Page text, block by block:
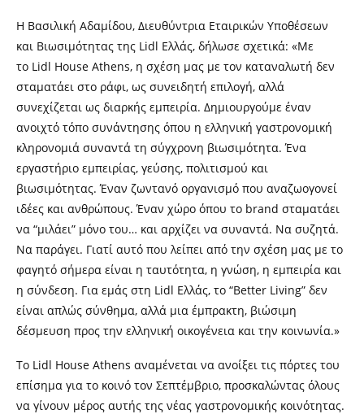
Η Βασιλική Αδαμίδου, Διευθύντρια Εταιρικών Υποθέσεων
και Βιωσιμότητας της Lidl Ελλάς, δήλωσε σχετικά: «Με
το Lidl House Athens, η σχέση μας με τον καταναλωτή δεν
σταματάει στο ράφι, ως συνειδητή επιλογή, αλλά
συνεχίζεται ως διαρκής εμπειρία. Δημιουργούμε έναν
ανοιχτό τόπο συνάντησης όπου η ελληνική γαστρονομική
κληρονομιά συναντά τη σύγχρονη βιωσιμότητα. Ένα
εργαστήριο εμπειρίας, γεύσης, πολιτισμού και
βιωσιμότητας. Έναν ζωντανό οργανισμό που αναζωογονεί
ιδέες και ανθρώπους. Έναν χώρο όπου το brand σταματάει
να “μιλάει” μόνο του… και αρχίζει να συναντά. Να συζητά.
Να παράγει. Γιατί αυτό που λείπει από την σχέση μας με το
φαγητό σήμερα είναι η ταυτότητα, η γνώση, η εμπειρία και
η σύνδεση. Για εμάς στη Lidl Ελλάς, το “Better Living” δεν
είναι απλώς σύνθημα, αλλά μια έμπρακτη, βιώσιμη
δέσμευση προς την ελληνική οικογένεια και την κοινωνία.»
Το Lidl House Athens αναμένεται να ανοίξει τις πόρτες του
επίσημα για το κοινό τον Σεπτέμβριο, προσκαλώντας όλους
να γίνουν μέρος αυτής της νέας γαστρονομικής κοινότητας.